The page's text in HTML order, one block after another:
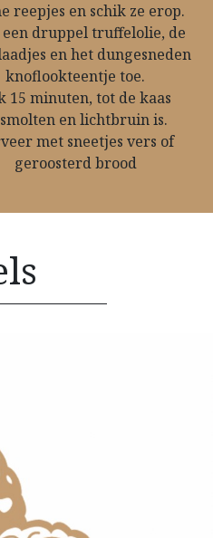
reepjes en schik ze erop.
een druppel truffelolie, de
en het dungesneden
knoflookteentje toe.
15 minuten, tot de kaas
en lichtbruin is.
met sneetjes vers of
geroosterd brood